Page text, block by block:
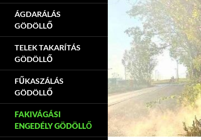
ÁGDARÁLÁS
GÖDÖLLŐ
TELEK TAKARÍTÁS
GÖDÖLLŐ
FŰKASZÁLÁS
GÖDÖLLŐ
FAKIVÁGÁSI
ENGEDÉLY GÖDÖLLŐ